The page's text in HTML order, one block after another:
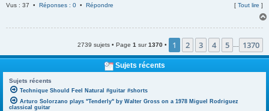
Vus : 37 • Réponses : 0 • Répondre [ Tout lire ]
2739 sujets • Page 1 sur1370 • 1 2 3 4 5 1370
Sujets récents
Sujets récents
Technique Should Feel Natural #guitar #shorts
Arturo Solorzano plays "Tenderly" by Walter Gross on a 1978 Miguel Rodriguez
classical guitar